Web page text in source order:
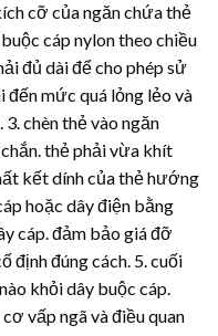
cỡ của ngăn chứa thẻ
cáp nylon theo chiều
đủ dài để cho phép sử
đến mức quá lỏng lẻo và
chèn thẻ vào ngăn
thẻ phải vừa khít
kết dính của thẻ hướng
hoặc dây điện bằng
cáp. đảm bảo giá đỡ
định đúng cách. 5. cuối
khỏi dây buộc cáp.
vấp ngã và điều quan